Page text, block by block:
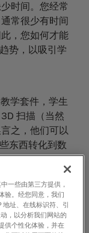
时间。您经常
常很少有时间
，您如何才能
势，以吸引学
学套件，学生
扫描（当然
之，他们可以
东西转化到数
作为行业标准
挑战的解决方
一些由第三方提供，
验。经您同意，我们
址、在线标识符、引
，以分析我们网站的
供个性化体验，并在